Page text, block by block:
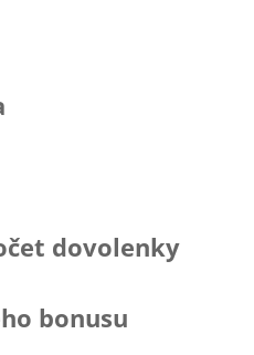
dovolenky
bonusu